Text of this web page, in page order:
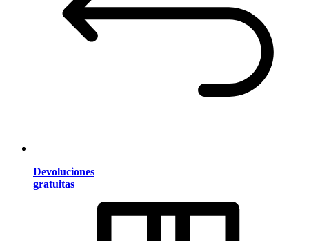
Devoluciones
gratuitas